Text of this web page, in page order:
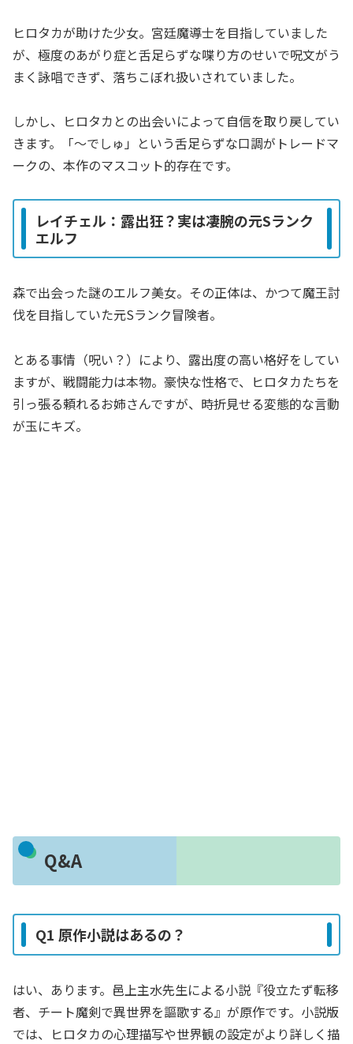
ヒロタカが助けた少女。宮廷魔導士を目指していました
が、極度のあがり症と舌足らずな喋り方のせいで呪文がう
まく詠唱できず、落ちこぼれ扱いされていました。
しかし、ヒロタカとの出会いによって自信を取り戻してい
きます。「～でしゅ」という舌足らずな口調がトレードマ
ークの、本作のマスコット的存在です。
レイチェル：露出狂？実は凄腕の元Sランク
エルフ
森で出会った謎のエルフ美女。その正体は、かつて魔王討
伐を目指していた元Sランク冒険者。
とある事情（呪い？）により、露出度の高い格好をしてい
ますが、戦闘能力は本物。豪快な性格で、ヒロタカたちを
引っ張る頼れるお姉さんですが、時折見せる変態的な言動
が玉にキズ。
Q&A
Q1 原作小説はあるの？
はい、あります。邑上主水先生による小説『役立たず転移
者、チート魔剣で異世界を謳歌する』が原作です。小説版
では、ヒロタカの心理描写や世界観の設定がより詳しく描